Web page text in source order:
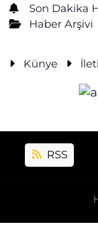
Son Dakika
Haber Arşivi
Künye
RSS